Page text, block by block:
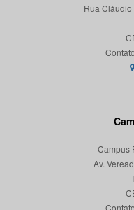
Rua Cláudio
Campus
Av.